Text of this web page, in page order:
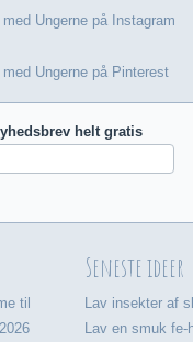
Ungerne på Instagram
Ungerne på Pinterest
helt gratis
til
Seneste ideer
Lav insekter af
Lav en smuk fe-